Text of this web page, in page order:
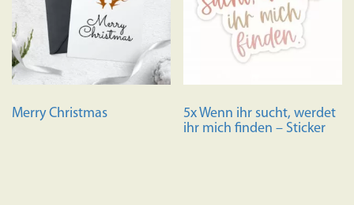
Merry Christmas
5x Wenn ihr sucht, werdet
ihr mich finden – Sticker